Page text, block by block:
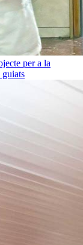
per a la
guiats